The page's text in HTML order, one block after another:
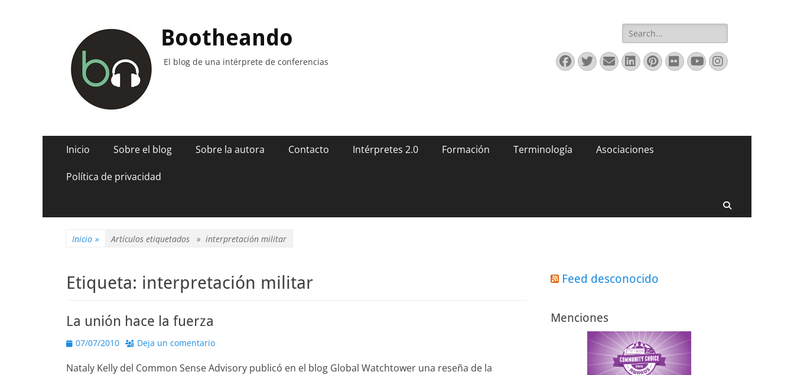
Bootheando
El blog de una intérprete de conferencias
Buscar:
Facebook
Twitter
Correo
electrónico
LinkedIn
Pinterest
FlickrYouTube
Instagram
Menú
Saltar
contenido
Inicio Sobre el blog Sobre la autora Contacto Intérpretes 2.0 Formación Terminología Asociaciones
Política de privacidad
Inicio » Artículos etiquetados » interpretación militar
Etiqueta: interpretación militar
La unión hace la fuerza
Publicado
07/07/2010 Deja un comentario
Nataly Kelly del Common Sense Advisory publicó en el blog Global Watchtower una reseña de la
Feed desconocido
Menciones